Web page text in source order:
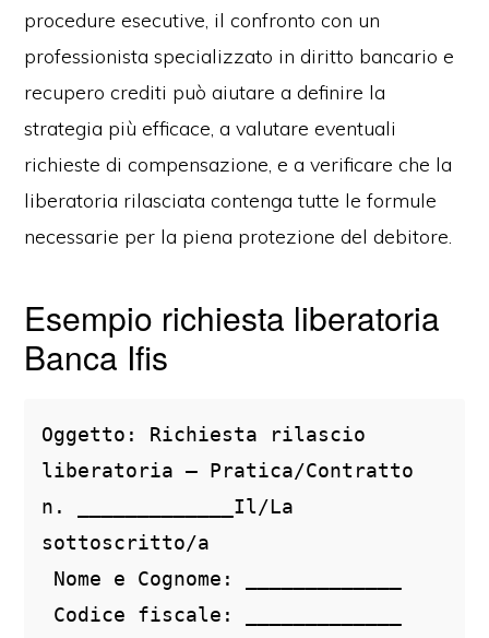
procedure esecutive, il confronto con un
professionista specializzato in diritto bancario e
recupero crediti può aiutare a definire la
strategia più efficace, a valutare eventuali
richieste di compensazione, e a verificare che la
liberatoria rilasciata contenga tutte le formule
necessarie per la piena protezione del debitore.
Esempio richiesta liberatoria
Banca Ifis
Oggetto: Richiesta rilascio
liberatoria – Pratica/Contratto
n. _____________Il/La
sottoscritto/a
Nome e Cognome: _____________
Codice fiscale: _____________